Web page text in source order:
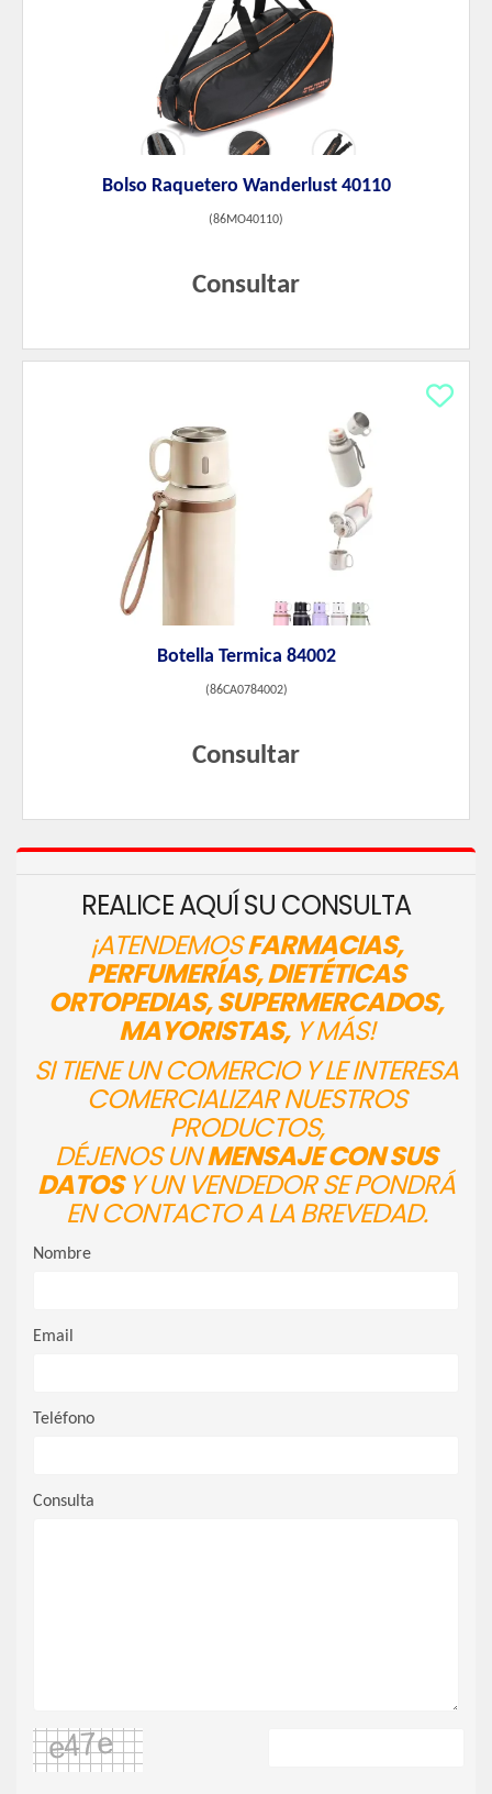
Bolso Raquetero Wanderlust 40110
(86MO40110)
Consultar
Botella Termica 84002
(86CA0784002)
Consultar
REALICE AQUÍ SU CONSULTA
¡ATENDEMOSFARMACIAS,
PERFUMERÍAS, DIETÉTICAS
ORTOPEDIAS, SUPERMERCADOS,
MAYORISTAS,Y MÁS!
SI TIENE UN COMERCIO Y LE INTERESA
COMERCIALIZAR NUESTROS
PRODUCTOS,
DÉJENOS UNMENSAJE CON SUS
DATOSY UN VENDEDOR SE PONDRÁ
EN CONTACTO A LA BREVEDAD.
Nombre
Email
Teléfono
Consulta